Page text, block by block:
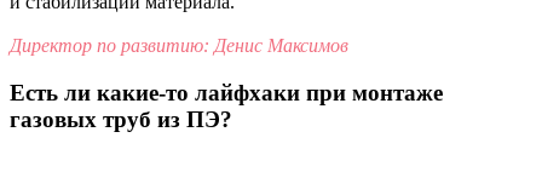
Директор по развитию: Денис Максимов
Есть ли какие-то лайфхаки при монтаже
газовых труб из ПЭ?